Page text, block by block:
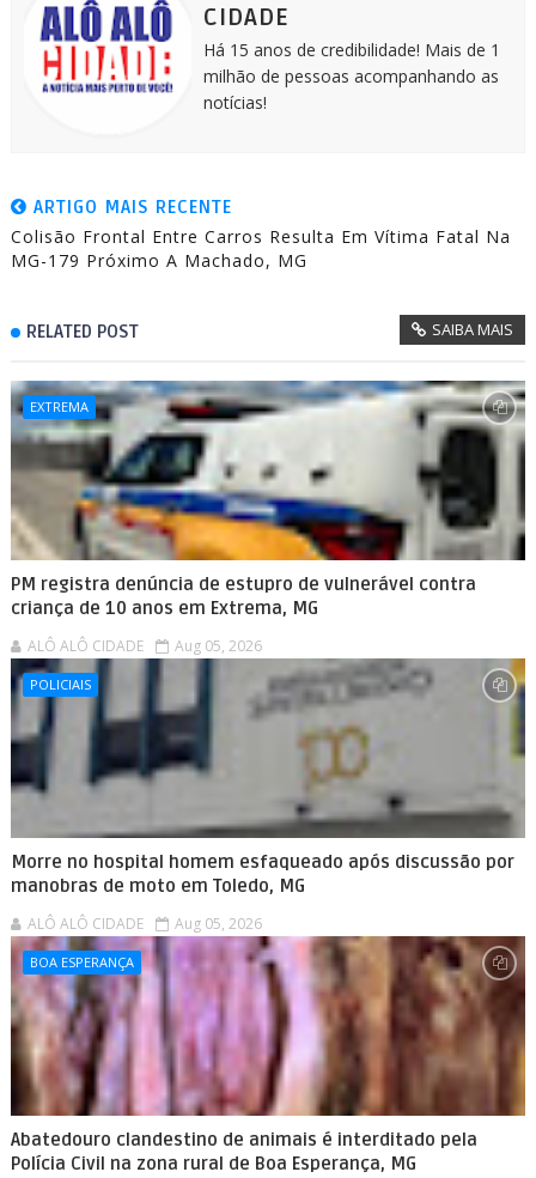
CIDADE
Há 15 anos de credibilidade! Mais de 1
milhão de pessoas acompanhando as
notícias!
ARTIGO MAIS RECENTE
Colisão Frontal Entre Carros Resulta Em Vítima Fatal Na
MG-179 Próximo A Machado, MG
RELATED POST SAIBA MAIS
EXTREMA
PM registra denúncia de estupro de vulnerável contra
criança de 10 anos em Extrema, MG
ALÔ ALÔ CIDADE Aug 05, 2026
POLICIAIS
Morre no hospital homem esfaqueado após discussão por
manobras de moto em Toledo, MG
ALÔ ALÔ CIDADE Aug 05, 2026
BOA ESPERANÇA
Abatedouro clandestino de animais é interditado pela
Polícia Civil na zona rural de Boa Esperança, MG